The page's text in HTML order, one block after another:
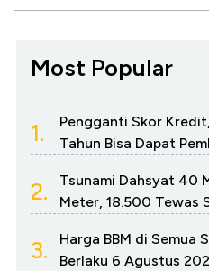
Most Popular
1.
Pengganti Skor
Tahun Bisa Dapat
2.
Tsunami Dahsyat 40
Meter, 18.500 Tewas
3.
Harga BBM di Semua
Berlaku 6 Agustus